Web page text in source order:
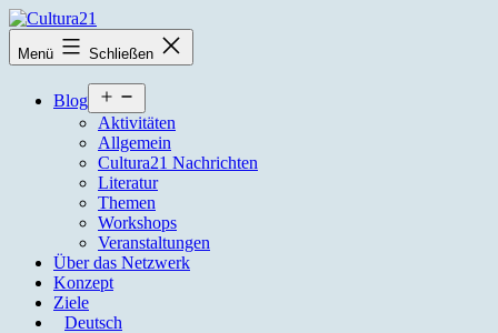
Zum
Inhalt
springen
Cultura21
Menü Schließen
Blog
öffnen
Aktivitäten
Allgemein
Cultura21 Nachrichten
Literatur
Themen
Workshops
Veranstaltungen
Über das Netzwerk
Konzept
Ziele
Deutsch